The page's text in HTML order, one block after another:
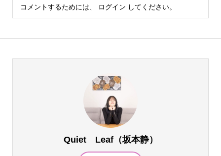
コメントするためには、 ログイン してください。
Quiet Leaf（坂本静）